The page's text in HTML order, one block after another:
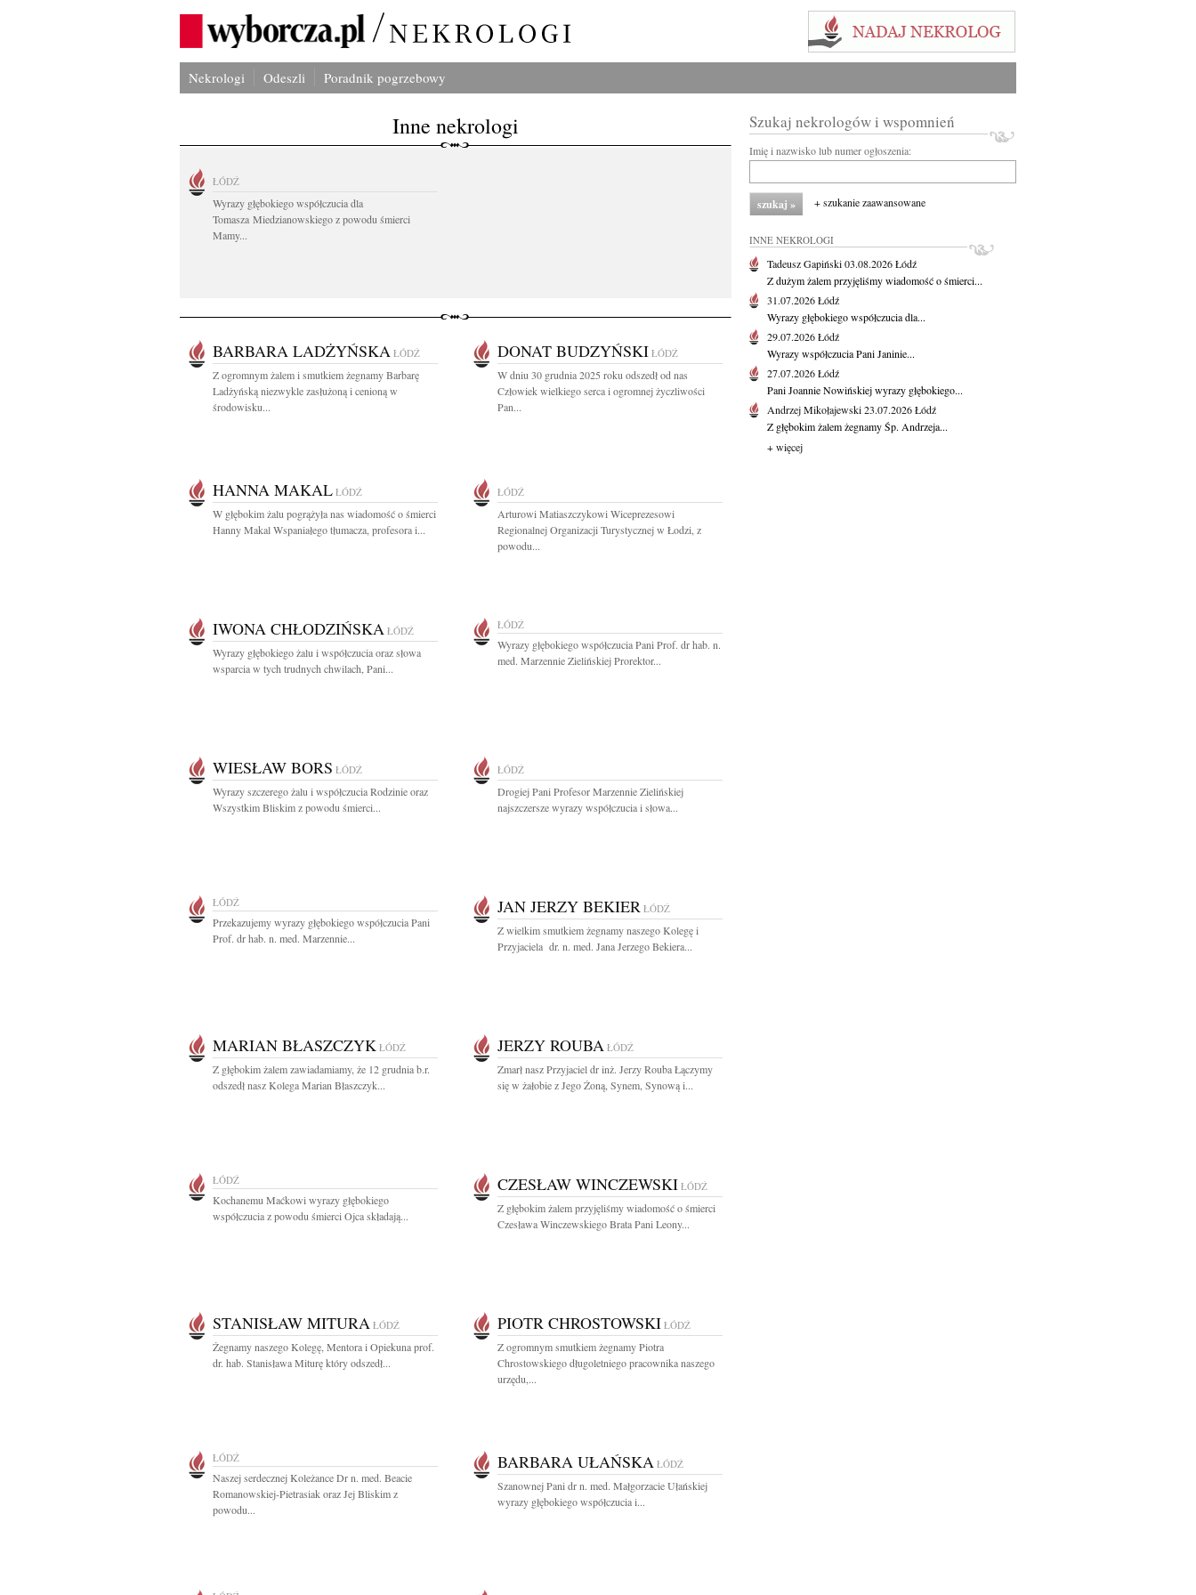
Nekrologi Odeszli Poradnik pogrzebowy
Inne nekrologi
ŁÓDŹ
Wyrazy głębokiego współczucia dla
Tomasza Miedzianowskiego z powodu śmierci
Mamy...
BARBARA LADŻYŃSKA ŁÓDŹ
Z ogromnym żalem i smutkiem żegnamy Barbarę
Ladżyńską niezwykle zasłużoną i cenioną w
środowisku...
DONAT BUDZYŃSKI ŁÓDŹ
W dniu 30 grudnia 2025 roku odszedł od nas
Człowiek wielkiego serca i ogromnej życzliwości
Pan...
HANNA MAKAL ŁÓDŹ
W głębokim żalu pogrążyła nas wiadomość o śmierci
Hanny Makal Wspaniałego tłumacza, profesora i...
ŁÓDŹ
Arturowi Matiaszczykowi Wiceprezesowi
Regionalnej Organizacji Turystycznej w Łodzi, z
powodu...
IWONA CHŁODZIŃSKA ŁÓDŹ
Wyrazy głębokiego żalu i współczucia oraz słowa
wsparcia w tych trudnych chwilach, Pani...
ŁÓDŹ
Wyrazy głębokiego współczucia Pani Prof. dr hab. n.
med. Marzennie Zielińskiej Prorektor...
WIESŁAW BORS ŁÓDŹ
Wyrazy szczerego żalu i współczucia Rodzinie oraz
Wszystkim Bliskim z powodu śmierci...
ŁÓDŹ
Drogiej Pani Profesor Marzennie Zielińskiej
najszczersze wyrazy współczucia i słowa...
ŁÓDŹ
Przekazujemy wyrazy głębokiego współczucia Pani
Prof. dr hab. n. med. Marzennie...
JAN JERZY BEKIER ŁÓDŹ
Z wielkim smutkiem żegnamy naszego Kolegę i
Przyjaciela dr. n. med. Jana Jerzego Bekiera...
MARIAN BŁASZCZYK ŁÓDŹ
Z głębokim żalem zawiadamiamy, że 12 grudnia b.r.
odszedł nasz Kolega Marian Błaszczyk...
JERZY ROUBA ŁÓDŹ
Zmarł nasz Przyjaciel dr inż. Jerzy Rouba Łączymy
się w żałobie z Jego Żoną, Synem, Synową i...
ŁÓDŹ
Kochanemu Maćkowi wyrazy głębokiego
współczucia z powodu śmierci Ojca składają...
CZESŁAW WINCZEWSKI ŁÓDŹ
Z głębokim żalem przyjęliśmy wiadomość o śmierci
Czesława Winczewskiego Brata Pani Leony...
STANISŁAW MITURA ŁÓDŹ
Żegnamy naszego Kolegę, Mentora i Opiekuna prof.
dr. hab. Stanisława Miturę który odszedł...
PIOTR CHROSTOWSKI ŁÓDŹ
Z ogromnym smutkiem żegnamy Piotra
Chrostowskiego długoletniego pracownika naszego
urzędu,...
ŁÓDŹ
Naszej serdecznej Koleżance Dr n. med. Beacie
Romanowskiej-Pietrasiak oraz Jej Bliskim z
powodu...
BARBARA UŁAŃSKA ŁÓDŹ
Szanownej Pani dr n. med. Małgorzacie Ułańskiej
wyrazy głębokiego współczucia i...
Szukaj nekrologów i wspomnień
Imię i nazwisko lub numer ogłoszenia:
+ szukanie zaawansowane
INNE NEKROLOGI
Tadeusz Gapiński03.08.2026Łódź
Z dużym żalem przyjęliśmy wiadomość o śmierci...
31.07.2026Łódź
Wyrazy głębokiego współczucia dla...
29.07.2026Łódź
Wyrazy współczucia Pani Janinie...
27.07.2026Łódź
Pani Joannie Nowińskiej wyrazy głębokiego...
Andrzej Mikołajewski23.07.2026Łódź
Z głębokim żalem żegnamy Śp. Andrzeja...
+ więcej